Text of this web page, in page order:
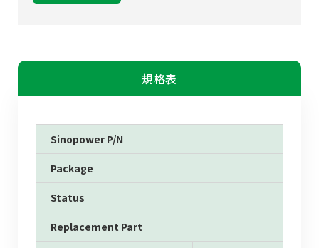
規格表
Sinopower P/N
Package
Status
Replacement Part